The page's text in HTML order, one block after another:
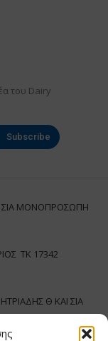
του Dairy
Subscribe
ΣΙΑ ΜΟΝΟΠΡΟΣΩΠΗ
ΤΚ 17342
Θ ΚΑΙ ΣΙΑ